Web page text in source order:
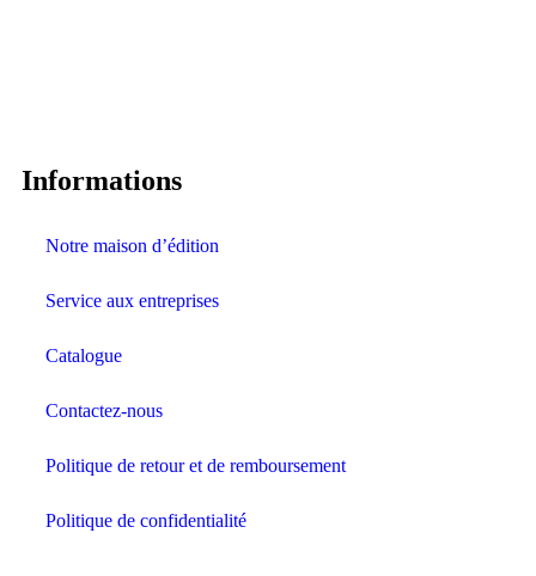
Informations
Notre maison d’édition
Service aux entreprises
Catalogue
Contactez-nous
Politique de retour et de remboursement
Politique de confidentialité